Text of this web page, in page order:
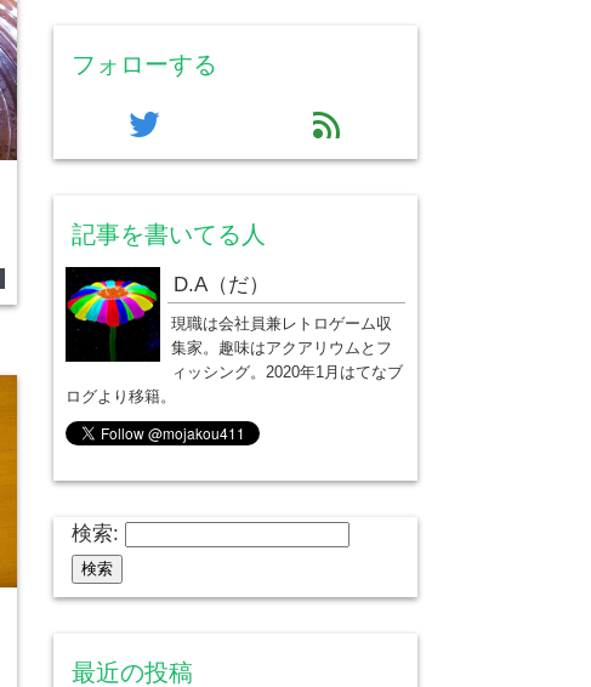
フォローする
twitter feed
記事を書いてる人
D.A（だ）
現職は会社員兼レトロゲーム収
集家。趣味はアクアリウムとフ
ィッシング。2020年1月はてなブ
ログより移籍。
検索:
最近の投稿